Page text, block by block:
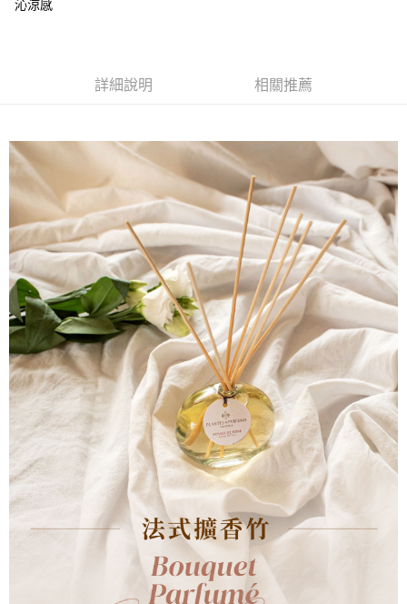
全盈+PAY
【關於「AFTEE先享後付」】
２．便利：只要手機號碼，簡訊認證，即可結帳。
３．安心：先確認商品／服務後，再付款。
【「AFTEE先享後付」結帳流程】
１．於結帳方式選擇「AFTEE先享後付」後，將跳轉至「AFTEE先享後付」
結帳頁面，進行簡訊認證並確認金額後，即可完成結帳。
２．訂單成立數日內，您將收到繳費通知簡訊。
３．收到繳費通知簡訊後14天內，點擊此簡訊中的連結，可透過四大超商／
ATM／網路銀行／等多元方式進行付款，方視為交易完成。
※ 請注意：結帳手續完成當下不需立刻繳費，但若您需要取消訂單，請聯絡
購買商品的店家。未經商家同意取消之訂單仍視為有效，需透過AFTEE先享
後付繳納相關費用。
※ 交易是否成功請以「AFTEE先享後付 」之結帳頁面顯示為準，若有關於
是否繳費成功／繳費後需取消欲退款等相關疑問，請聯繫「AFTEE先享後付
客戶支援中心」https://netprotections.freshdesk.com/support/home
【注意事項】
１．透過由恩沛科技股份有限公司提供之「AFTEE先享後付」服務完成之交
易，需依本服務之必要範圍內提供個人資料，並將交易相關給付款項請求債
權轉讓予恩沛科技股份有限公司。
２．關於個人資料處理事宜，請瀏覽以下網址：
https://aftee.tw/terms/#terms3
３．未成年的使用者請事先徵得法定代理人或監護人之同意方可使用
「AFTEE先享後付」，若未經同意申辦者引起之損失，本公司不負相關責
４．使用「AFTEE先享後付」時，將依據個別帳號之用戶狀況，依本公司即
時審查核予不同之上限額度；若仍有額度不足之情形，本公司將視審查結果
每筆NT$60，滿NT$800(含以上)免運費
付款後全家取貨
每筆NT$60，滿NT$800(含以上)免運費
7-11取貨付款
每筆NT$60，滿NT$800(含以上)免運費
付款後7-11取貨
每筆NT$60，滿NT$800(含以上)免運費
宅配物流
每筆NT$100，滿NT$1,000(含以上)免運費
沁涼感
詳細說明 相關推薦